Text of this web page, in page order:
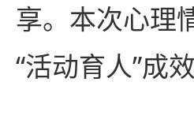
享。本次心理
“活动育人”成